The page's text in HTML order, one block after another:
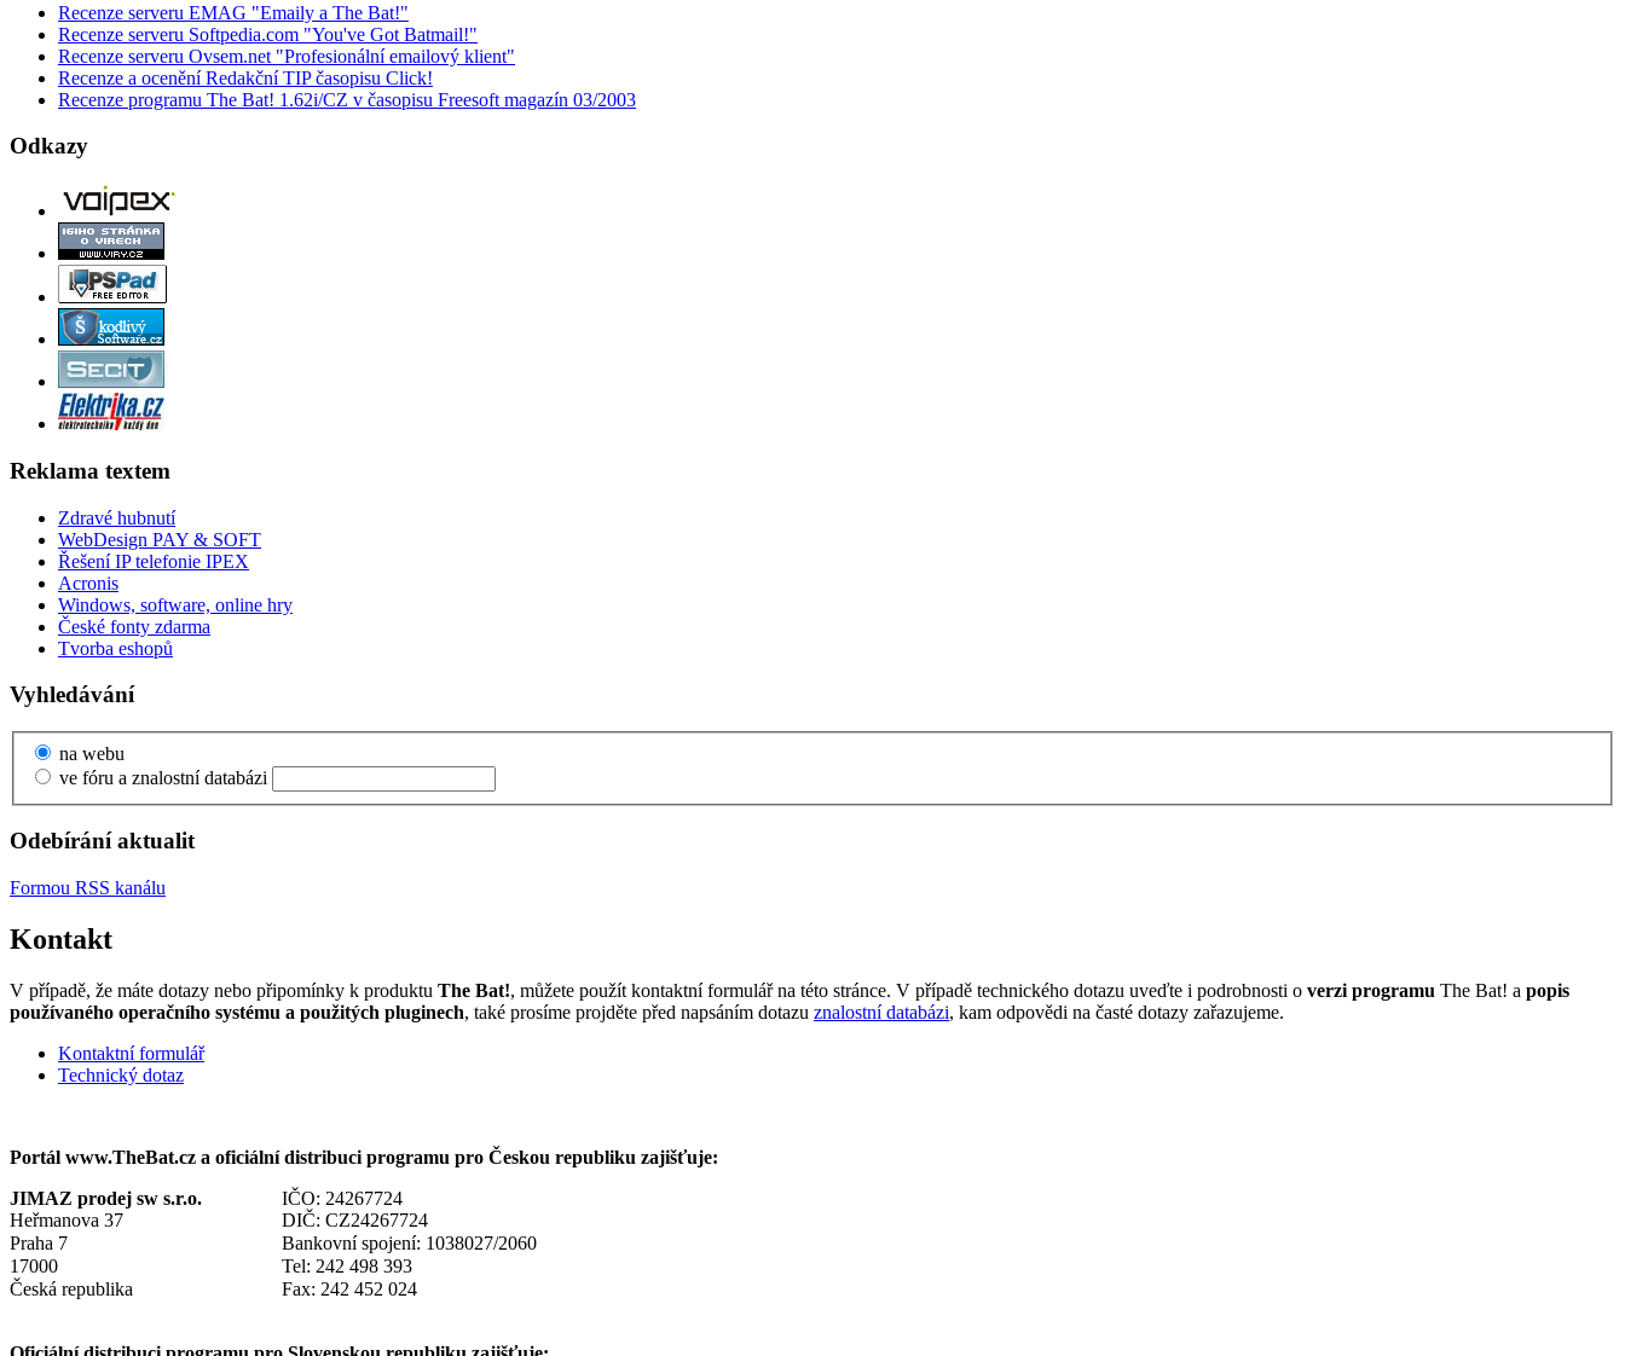
Recenze serveru EMAG "Emaily a The Bat!"
Recenze serveru Softpedia.com "You've Got Batmail!"
Recenze serveru Ovsem.net "Profesionální emailový klient"
Recenze a ocenění Redakční TIP časopisu Click!
Recenze programu The Bat! 1.62i/CZ v časopisu Freesoft magazín 03/2003
Odkazy
Reklama textem
Zdravé hubnutí
WebDesign PAY & SOFT
Řešení IP telefonie IPEX
Acronis
Windows, software, online hry
České fonty zdarma
Tvorba eshopů
Vyhledávání
na webu
ve fóru a znalostní databázi
Odebírání aktualit
Formou RSS kanálu
Kontakt
V případě, že máte dotazy nebo připomínky k produktu The Bat!, můžete použít kontaktní formulář na této stránce. V případě technického dotazu uveďte i podrobnosti o verzi programu The Bat! a popis
používaného operačního systému a použitých pluginech, také prosíme projděte před napsáním dotazu znalostní databázi, kam odpovědi na časté dotazy zařazujeme.
Kontaktní formulář
Technický dotaz
Portál www.TheBat.cz a oficiální distribuci programu pro Českou republiku zajišťuje:
JIMAZ prodej sw s.r.o.
IČO: 24267724
Heřmanova 37
DIČ: CZ24267724
Praha 7
Bankovní spojení: 1038027/2060
17000
Tel: 242 498 393
Česká republika
Fax: 242 452 024